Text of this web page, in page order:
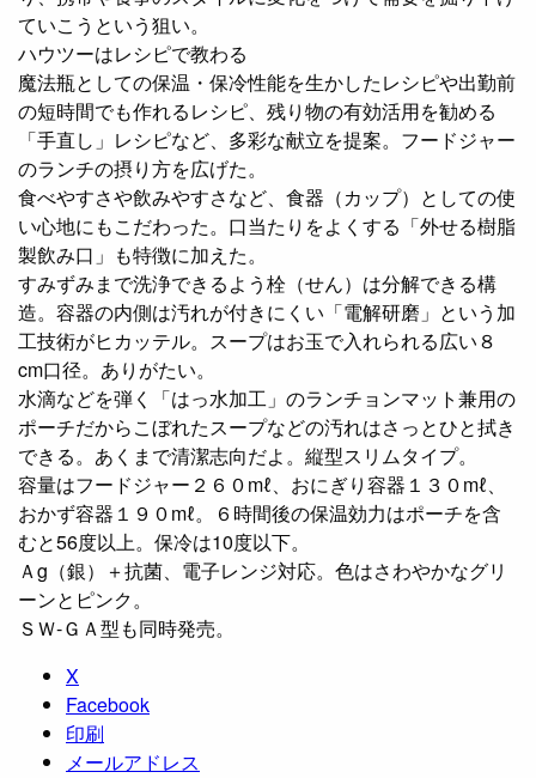
ていこうという狙い。
ハウツーはレシピで教わる
魔法瓶としての保温・保冷性能を生かしたレシピや出勤前
の短時間でも作れるレシピ、残り物の有効活用を勧める
「手直し」レシピなど、多彩な献立を提案。フードジャー
のランチの摂り方を広げた。
食べやすさや飲みやすさなど、食器（カップ）としての使
い心地にもこだわった。口当たりをよくする「外せる樹脂
製飲み口」も特徴に加えた。
すみずみまで洗浄できるよう栓（せん）は分解できる構
造。容器の内側は汚れが付きにくい「電解研磨」という加
工技術がヒカッテル。スープはお玉で入れられる広い８
cm口径。ありがたい。
水滴などを弾く「はっ水加工」のランチョンマット兼用の
ポーチだからこぼれたスープなどの汚れはさっとひと拭き
できる。あくまで清潔志向だよ。縦型スリムタイプ。
容量はフードジャー２６０mℓ、おにぎり容器１３０mℓ、
おかず容器１９０mℓ。６時間後の保温効力はポーチを含
むと56度以上。保冷は10度以下。
Ａg（銀）＋抗菌、電子レンジ対応。色はさわやかなグリ
ーンとピンク。
ＳＷ‐ＧＡ型も同時発売。
X
Facebook
印刷
メールアドレス